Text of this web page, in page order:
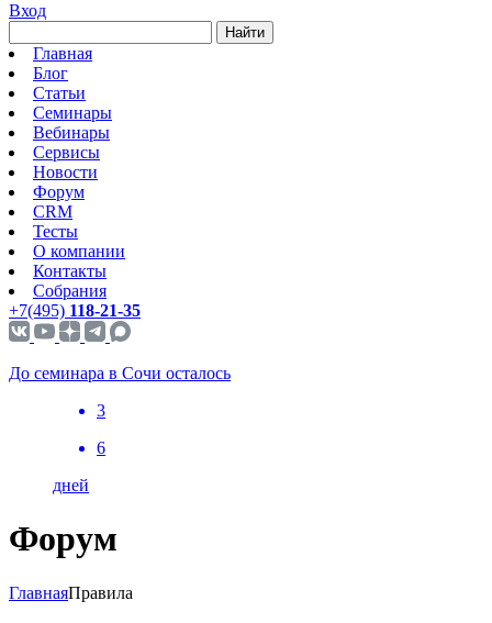
Вход
Найти
Главная
Блог
Статьи
Семинары
Вебинары
Сервисы
Новости
Форум
CRM
Тесты
О компании
Контакты
Собрания
+7(495) 118-21-35
До семинара в Сочи осталось
3
6
дней
Форум
ГлавнаяПравила